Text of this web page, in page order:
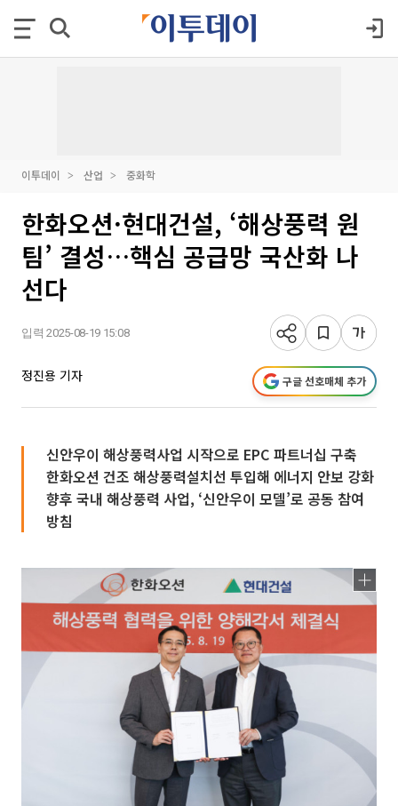
이투데이 산업 중화학
한화오션·현대건설, ‘해상풍력 원
팀’ 결성…핵심 공급망 국산화 나
선다
입력 2025-08-19 15:08
정진용 기자 구글 선호매체 추가
신안우이 해상풍력사업 시작으로 EPC 파트너십 구축
한화오션 건조 해상풍력설치선 투입해 에너지 안보 강화
향후 국내 해상풍력 사업, ‘신안우이 모델’로 공동 참여
방침